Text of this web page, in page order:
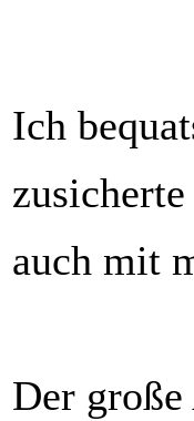
Ich
auch mit
Der